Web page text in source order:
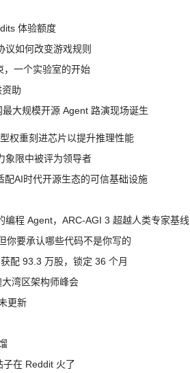
体验额度
如何改变游戏规则
一个实验室的开始
助
大规模开源 Agent 路演现场诞生
权重刻进芯片以提升推理性能
象限中被评为领导者
AI时代开源生态的可信基础设施
编程 Agent，ARC-AGI 3 超越人类专家基线
你要承认哪些代码不是你写的
配 93.3 万股，锁定 36 个月
湾区架构师峰会
更新
在 Reddit 火了